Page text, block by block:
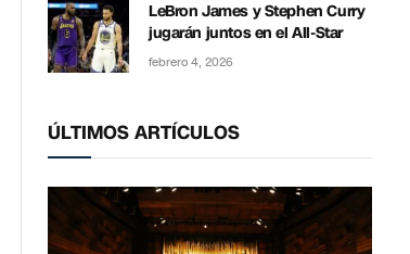
LeBron James y Stephen Curry
jugarán juntos en el All-Star
febrero 4, 2026
ÚLTIMOS ARTÍCULOS